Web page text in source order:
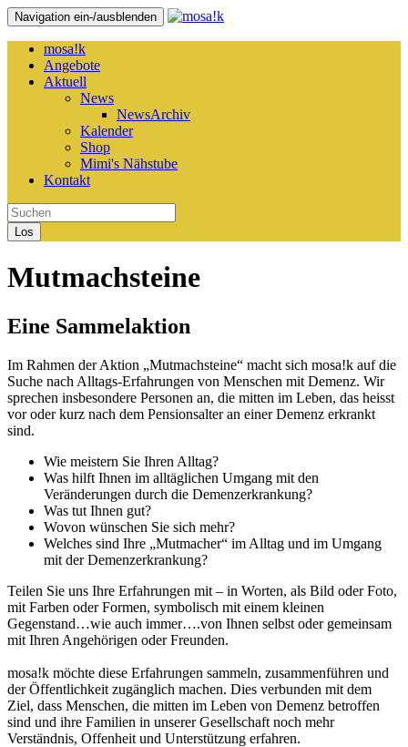
Navigation ein-/ausblenden
mosa!k
Angebote
Aktuell
News
NewsArchiv
Kalender
Shop
Mimi's Nähstube
Kontakt
Los
Mutmachsteine
Eine Sammelaktion
Im Rahmen der Aktion „Mutmachsteine“ macht sich mosa!k auf die
Suche nach Alltags-Erfahrungen von Menschen mit Demenz. Wir
sprechen insbesondere Personen an, die mitten im Leben, das heisst
vor oder kurz nach dem Pensionsalter an einer Demenz erkrankt
sind.
Wie meistern Sie Ihren Alltag?
Was hilft Ihnen im alltäglichen Umgang mit den
Veränderungen durch die Demenzerkrankung?
Was tut Ihnen gut?
Wovon wünschen Sie sich mehr?
Welches sind Ihre „Mutmacher“ im Alltag und im Umgang
mit der Demenzerkrankung?
Teilen Sie uns Ihre Erfahrungen mit – in Worten, als Bild oder Foto,
mit Farben oder Formen, symbolisch mit einem kleinen
Gegenstand…wie auch immer….von Ihnen selbst oder gemeinsam
mit Ihren Angehörigen oder Freunden.
mosa!k möchte diese Erfahrungen sammeln, zusammenführen und
der Öffentlichkeit zugänglich machen. Dies verbunden mit dem
Ziel, dass Menschen, die mitten im Leben von Demenz betroffen
sind und ihre Familien in unserer Gesellschaft noch mehr
Verständnis, Offenheit und Unterstützung erfahren.